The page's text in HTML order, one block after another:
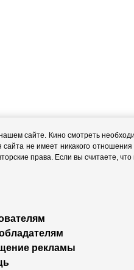
сайте. Кино смотреть
не имеет никакого
права. Если вы считаете,
рекламы